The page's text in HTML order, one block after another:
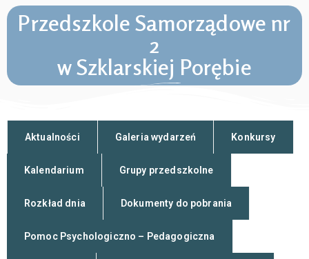
Przedszkole Samorządowe nr
2
w Szklarskiej Porębie
Aktualności Galeria wydarzeń Konkursy
Kalendarium Grupy przedszkolne
Rozkład dnia Dokumenty do pobrania
Pomoc Psychologiczno – Pedagogiczna